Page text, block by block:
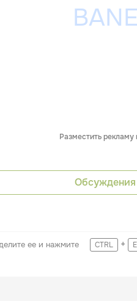
Разместить рекламу
Обсуждения
ее и нажмите CTRL +